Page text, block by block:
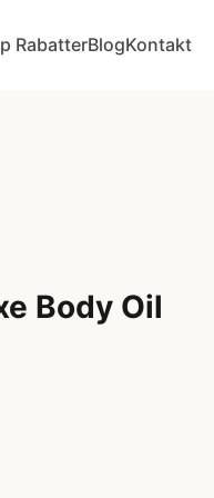
RabatterBlogKontakt
Body Oil